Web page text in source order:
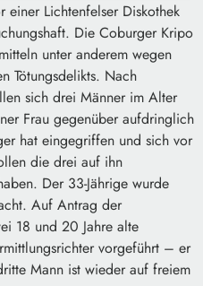
einer Lichtenfelser Diskothek
Die Coburger Kripo
unter anderem wegen
Tötungsdelikts. Nach
sich drei Männer im Alter
Frau gegenüber aufdringlich
hat eingegriffen und sich vor
die drei auf ihn
Der 33-Jährige wurde
Auf Antrag der
18 und 20 Jahre alte
vorgeführt – er
Mann ist wieder auf freiem